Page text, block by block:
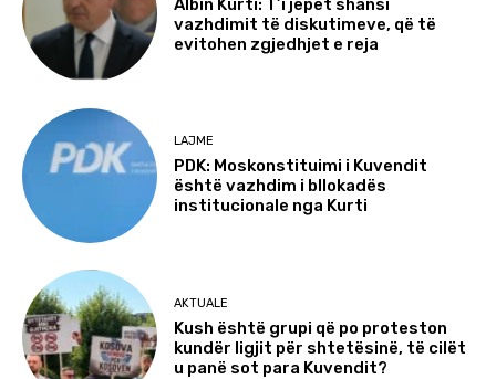
Albin Kurti: T’i jepet shansi
vazhdimit të diskutimeve, që të
evitohen zgjedhjet e reja
LAJME
PDK: Moskonstituimi i Kuvendit
është vazhdim i bllokadës
institucionale nga Kurti
AKTUALE
Kush është grupi që po proteston
kundër ligjit për shtetësinë, të cilët
u panë sot para Kuvendit?